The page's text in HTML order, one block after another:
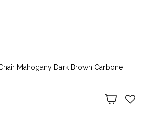
Mahogany Dark Brown Carbone